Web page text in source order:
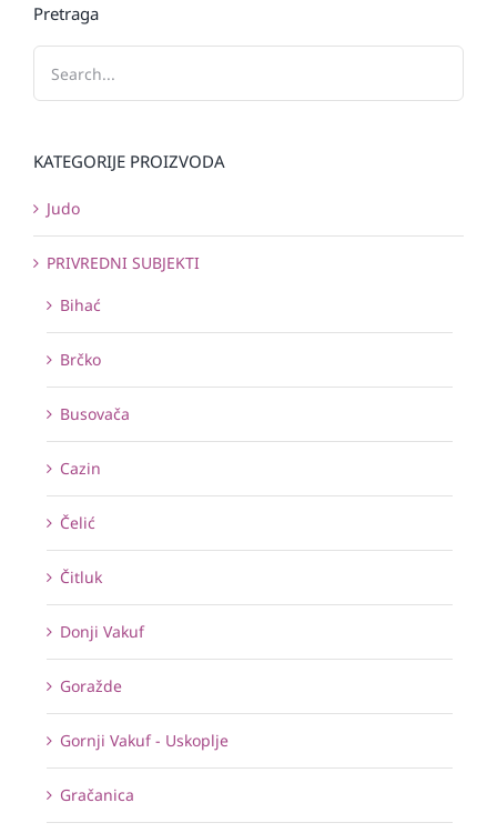
Pretraga
KATEGORIJE PROIZVODA
Judo
PRIVREDNI SUBJEKTI
Bihać
Brčko
Busovača
Cazin
Čelić
Čitluk
Donji Vakuf
Goražde
Gornji Vakuf - Uskoplje
Gračanica